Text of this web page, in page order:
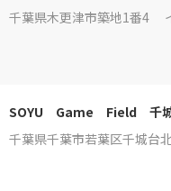
千葉県木更津市築地1番4
SOYU Game Field 千
千葉県千葉市若葉区千城